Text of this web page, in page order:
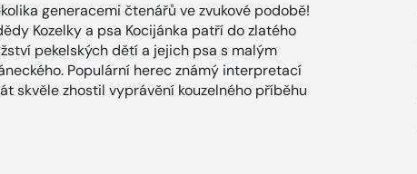
generacemi čtenářů ve zvukové podobě!
Kozelky a psa Kocijánka patří do zlatého
pekelských dětí a jejich psa s malým
Populární herec známý interpretací
skvěle zhostil vyprávění kouzelného příběhu